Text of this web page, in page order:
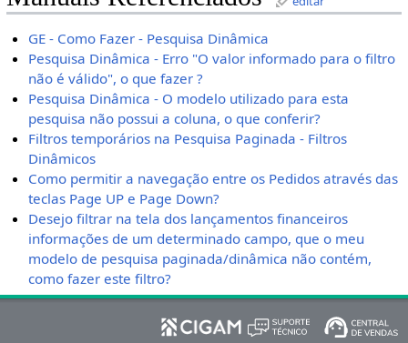
GE - Como Fazer - Pesquisa Dinâmica
Pesquisa Dinâmica - Erro "O valor informado para o filtro
não é válido", o que fazer ?
Pesquisa Dinâmica - O modelo utilizado para esta
pesquisa não possui a coluna, o que conferir?
Filtros temporários na Pesquisa Paginada - Filtros
Dinâmicos
Como permitir a navegação entre os Pedidos através das
teclas Page UP e Page Down?
Desejo filtrar na tela dos lançamentos financeiros
informações de um determinado campo, que o meu
modelo de pesquisa paginada/dinâmica não contém,
como fazer este filtro?